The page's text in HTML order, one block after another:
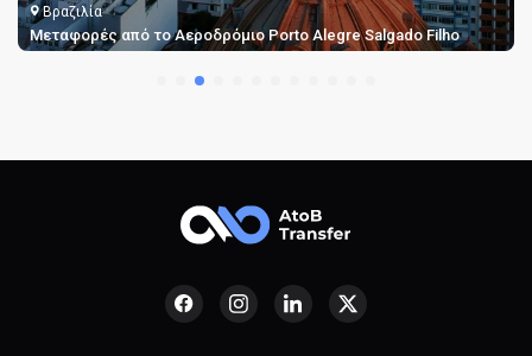
Βραζιλία
Μεταφορές από το Αεροδρόμιο Porto Alegre Salgado Filho